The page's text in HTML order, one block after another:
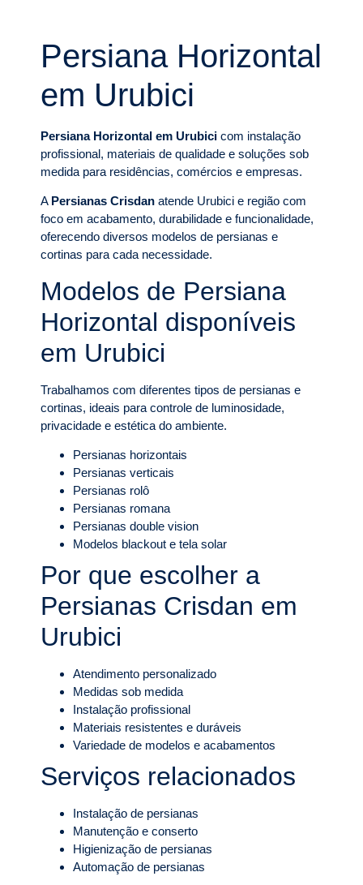
Persiana Horizontal
em Urubici
Persiana Horizontal em Urubici com instalação
profissional, materiais de qualidade e soluções sob
medida para residências, comércios e empresas.
A Persianas Crisdan atende Urubici e região com
foco em acabamento, durabilidade e funcionalidade,
oferecendo diversos modelos de persianas e
cortinas para cada necessidade.
Modelos de Persiana
Horizontal disponíveis
em Urubici
Trabalhamos com diferentes tipos de persianas e
cortinas, ideais para controle de luminosidade,
privacidade e estética do ambiente.
Persianas horizontais
Persianas verticais
Persianas rolô
Persianas romana
Persianas double vision
Modelos blackout e tela solar
Por que escolher a
Persianas Crisdan em
Urubici
Atendimento personalizado
Medidas sob medida
Instalação profissional
Materiais resistentes e duráveis
Variedade de modelos e acabamentos
Serviços relacionados
Instalação de persianas
Manutenção e conserto
Higienização de persianas
Automação de persianas